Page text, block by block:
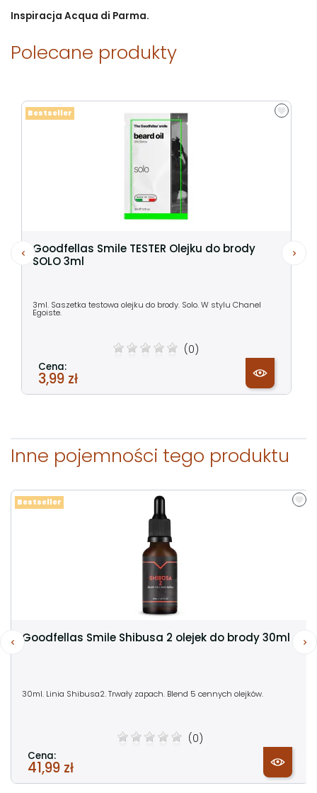
Inspiracja Acqua di Parma.
Polecane produkty
Goodfellas Smile TESTER Olejku do brody
SOLO 3ml
3ml. Saszetka testowa olejku do brody. Solo. W stylu Chanel
Egoiste.
(0)
Cena:
3,99 zł
Bestseller
Inne pojemności tego produktu
Goodfellas Smile Shibusa 2 olejek do brody 30ml
30ml. Linia Shibusa2. Trwały zapach. Blend 5 cennych olejków.
(0)
Cena:
41,99 zł
Bestseller